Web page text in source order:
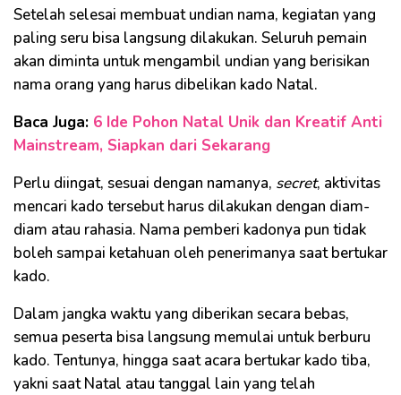
Setelah selesai membuat undian nama, kegiatan yang
paling seru bisa langsung dilakukan. Seluruh pemain
akan diminta untuk mengambil undian yang berisikan
nama orang yang harus dibelikan kado Natal.
Baca Juga: 6 Ide Pohon Natal Unik dan Kreatif Anti
Mainstream, Siapkan dari Sekarang
Perlu diingat, sesuai dengan namanya, secret, aktivitas
mencari kado tersebut harus dilakukan dengan diam-
diam atau rahasia. Nama pemberi kadonya pun tidak
boleh sampai ketahuan oleh penerimanya saat bertukar
kado.
Dalam jangka waktu yang diberikan secara bebas,
semua peserta bisa langsung memulai untuk berburu
kado. Tentunya, hingga saat acara bertukar kado tiba,
yakni saat Natal atau tanggal lain yang telah